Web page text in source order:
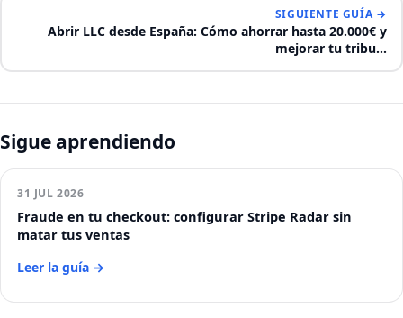
SIGUIENTE GUÍA →
Abrir LLC desde España: Cómo ahorrar hasta 20.000€ y
mejorar tu tribu…
Sigue aprendiendo
31 JUL 2026
Fraude en tu checkout: configurar Stripe Radar sin
matar tus ventas
Leer la guía →